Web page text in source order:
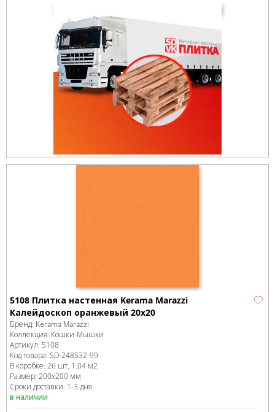
5108 Плитка настенная Kerama Marazzi
Калейдоскоп оранжевый 20х20
Бренд: Kerama Marazzi
Коллекция: Кошки-Мышки
Артикул: 5108
Код товара: SD-248532-99
В коробке: 26 шт, 1.04 м2
Размер: 200x200 мм
Сроки доставки: 1-3 дня
в наличии